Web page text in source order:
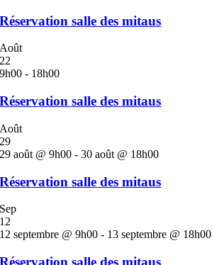
Réservation salle des mitaus
Août
22
9h00 - 18h00
Réservation salle des mitaus
Août
29
29 août @ 9h00 -30 août @ 18h00
Réservation salle des mitaus
Sep
12
12 septembre @ 9h00 - 13 septembre @ 18h00
Réservation salle des mitaus